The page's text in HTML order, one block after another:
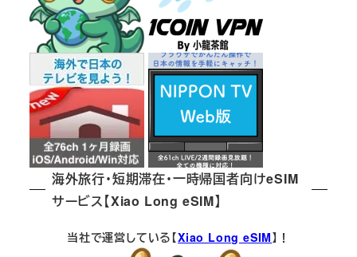
海外旅行・短期滞在・一時帰国者向けeSIM
サービス【Xiao Long eSIM】
当社で運営している【Xiao Long eSIM】！